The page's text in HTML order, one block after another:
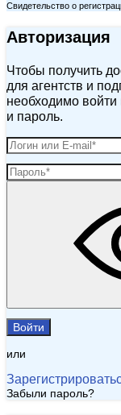
Свидетельство о
Авторизация
Чтобы получить
для агентств и
необходимо войти
и пароль.
Войти
или
Забыли пароль?